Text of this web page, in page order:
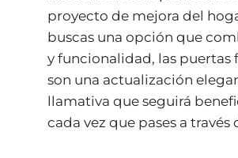
proyecto de mejora del
buscas una opción que
y funcionalidad, las puertas
son una actualización
llamativa que seguirá
cada vez que pases a través